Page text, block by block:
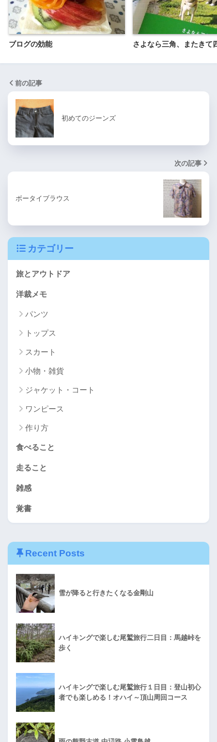
ブログの効能 さよなら三角、またきて
前の記事
初めてのジーンズ
次の記事
ボータイブラウス
カテゴリー
旅とアウトドア
洋裁メモ
パンツ
トップス
スカート
小物・雑貨
ジャケット・コート
ワンピース
作り方
食べること
走ること
雑感
覚書
Recent Posts
雪が降ると行きたくなる金剛山
ハイキングで楽しむ尾鷲旅行二日目：馬越峠を
歩く
ハイキングで楽しむ尾鷲旅行１日目：登山初心
者でも楽しめる！オハイ～頂山周回コース